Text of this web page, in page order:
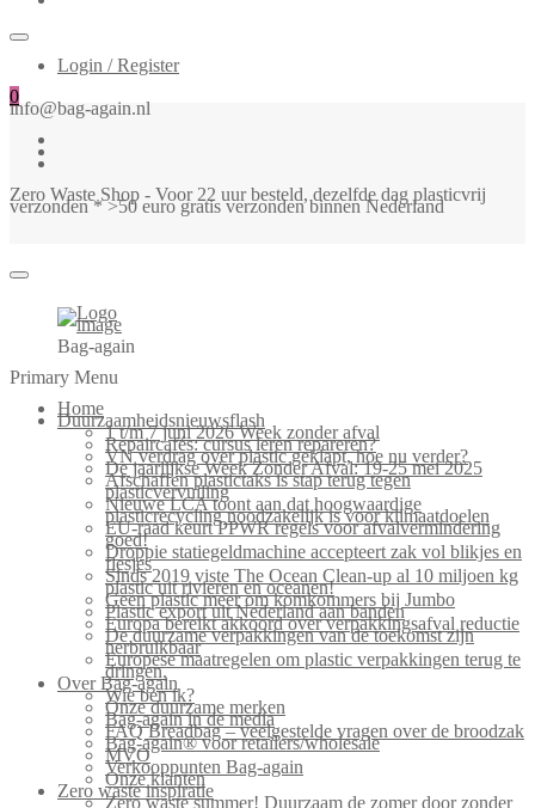
Login / Register
0
info@bag-again.nl
Zero Waste Shop - Voor 22 uur besteld, dezelfde dag plasticvrij
verzonden * >50 euro gratis verzonden binnen Nederland
Bag-again
Primary Menu
Home
Duurzaamheidsnieuwsflash
1 t/m 7 juni 2026 Week zonder afval
Repaircafés: cursus leren repareren?
VN verdrag over plastic geklapt, hoe nu verder?
De jaarlijkse Week Zonder Afval: 19-25 mei 2025
Afschaffen plastictaks is stap terug tegen
plasticvervuiling
Nieuwe LCA toont aan dat hoogwaardige
plasticrecycling noodzakelijk is voor klimaatdoelen
EU-raad keurt PPWR regels voor afvalvermindering
goed!
Droppie statiegeldmachine accepteert zak vol blikjes en
flesjes
Sinds 2019 viste The Ocean Clean-up al 10 miljoen kg
plastic uit rivieren en oceanen!
Geen plastic meer om komkommers bij Jumbo
Plastic export uit Nederland aan banden
Europa bereikt akkoord over verpakkingsafval reductie
De duurzame verpakkingen van de toekomst zijn
herbruikbaar
Europese maatregelen om plastic verpakkingen terug te
dringen.
Over Bag-again
Wie ben ik?
Onze duurzame merken
Bag-again in de media
FAQ Breadbag – veelgestelde vragen over de broodzak
Bag-again® voor retailers/wholesale
MVO
Verkooppunten Bag-again
Onze klanten
Zero waste inspiratie
Zero waste summer! Duurzaam de zomer door zonder